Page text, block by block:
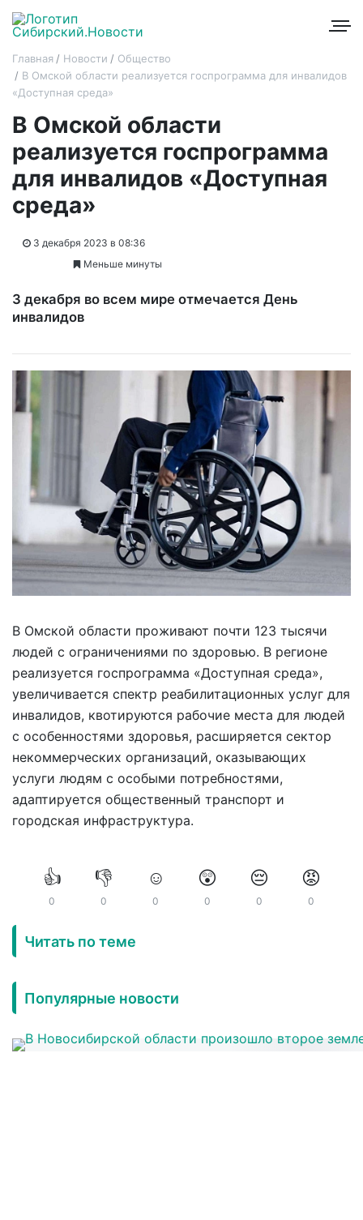
Главная Новости
Общество
В Омской области реализуется госпрограмма для инвалидов
«Доступная среда»
В Омской области
реализуется госпрограмма
для инвалидов «Доступная
среда»
3 декабря 2023 в 08:36
Меньше минуты
3 декабря во всем мире отмечается День
инвалидов
В Омской области проживают почти 123 тысячи
людей с ограничениями по здоровью. В регионе
реализуется госпрограмма «Доступная среда»,
увеличивается спектр реабилитационных услуг для
инвалидов, квотируются рабочие места для людей
с особенностями здоровья, расширяется сектор
некоммерческих организаций, оказывающих
услуги людям с особыми потребностями,
адаптируется общественный транспорт и
городская инфраструктура.
👍
0
👎
0
☺️
0
😲
0
😔
0
😡
0
Читать по теме
Популярные новости